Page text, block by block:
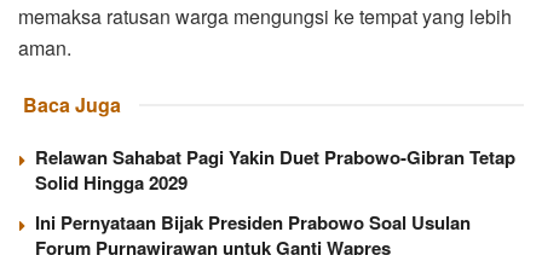
memaksa ratusan warga mengungsi ke tempat yang lebih
aman.
Baca Juga
Relawan Sahabat Pagi Yakin Duet Prabowo-Gibran Tetap
Solid Hingga 2029
Ini Pernyataan Bijak Presiden Prabowo Soal Usulan
Forum Purnawirawan untuk Ganti Wapres